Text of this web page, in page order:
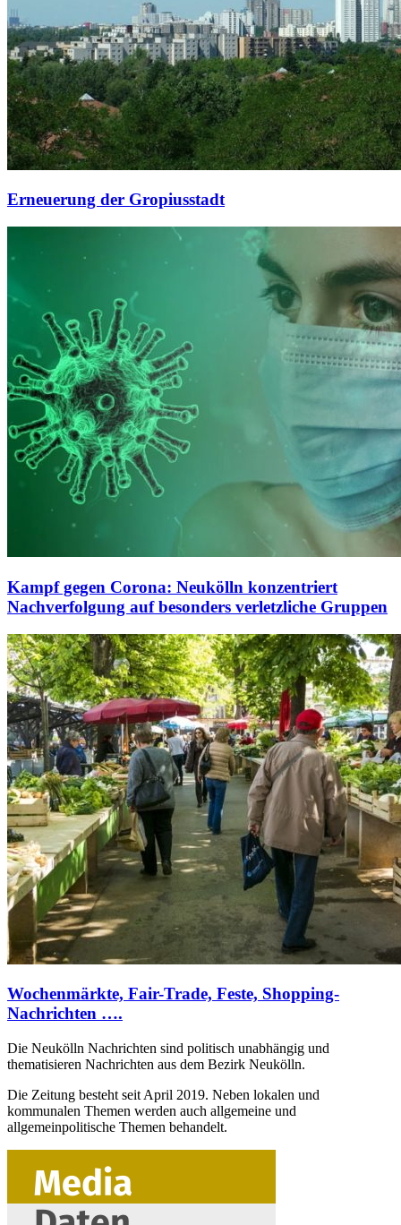
Erneuerung der Gropiusstadt
Kampf gegen Corona: Neukölln konzentriert
Nachverfolgung auf besonders verletzliche Gruppen
Wochenmärkte, Fair-Trade, Feste, Shopping-
Nachrichten ….
Die Neukölln Nachrichten sind politisch unabhängig und
thematisieren Nachrichten aus dem Bezirk Neukölln.
Die Zeitung besteht seit April 2019. Neben lokalen und
kommunalen Themen werden auch allgemeine und
allgemeinpolitische Themen behandelt.